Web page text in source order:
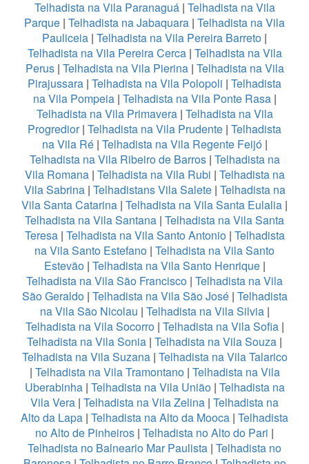
Telhadista na Vila Paranaguá| Telhadista na Vila
Parque | Telhadista na Jabaquara | Telhadista na Vila
Pauliceia | Telhadista na Vila Pereira Barreto |
Telhadista na Vila Pereira Cerca| Telhadista na Vila
Perus| Telhadista na Vila Pierina| Telhadista na Vila
Pirajussara | Telhadista na Vila Polopoli | Telhadista
na Vila Pompeia| Telhadista na Vila Ponte Rasa|
Telhadista na Vila Primavera| Telhadista na Vila
Progredior| Telhadista na Vila Prudente | Telhadista
na Vila Ré| Telhadista na Vila Regente Feijó|
Telhadista na Vila Ribeiro de Barros| Telhadista na
Vila Romana| Telhadista na Vila Rubi | Telhadista na
Vila Sabrina| Telhadistans Vila Salete| Telhadista na
Vila Santa Catarina | Telhadista na Vila Santa Eulalia |
Telhadista na Vila Santana | Telhadista na Vila Santa
Teresa| Telhadista na Vila Santo Antonio| Telhadista
na Vila Santo Estefano | Telhadista na Vila Santo
Estevão| Telhadista na Vila Santo Henrique|
Telhadista na Vila São Francisco | Telhadista na Vila
São Geraldo| Telhadista na Vila São José| Telhadista
na Vila São Nicolau | Telhadista na Vila Silvia|
Telhadista na Vila Socorro| Telhadista na Vila Sofia|
Telhadista na Vila Sonia | Telhadista na Vila Souza |
Telhadista na Vila Suzana| Telhadista na Vila Talarico
| Telhadista na Vila Tramontano| Telhadista na Vila
Uberabinha| Telhadista na Vila União| Telhadista na
Vila Vera | Telhadista na Vila Zelina | Telhadista na
Alto da Lapa | Telhadista na Alto da Mooca | Telhadista
no Alto de Pinheiros | Telhadista no Alto do Pari |
Telhadista no Balneario Mar Paulista | Telhadista no